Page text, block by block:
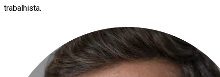
trabalhista.